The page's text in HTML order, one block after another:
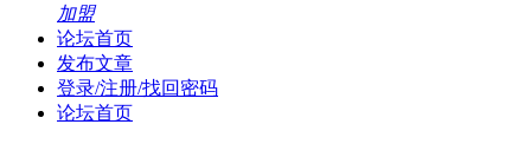
加盟
论坛首页
发布文章
登录/注册/找回密码
论坛首页